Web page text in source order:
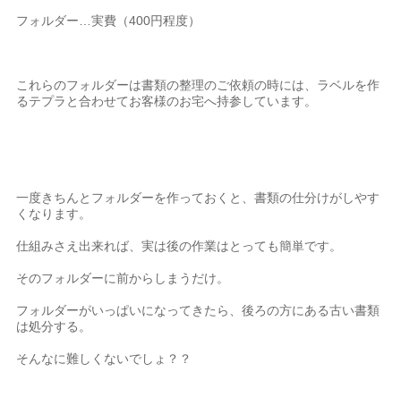
フォルダー…実費（400円程度）
これらのフォルダーは書類の整理のご依頼の時には、ラベルを作
るテプラと合わせてお客様のお宅へ持参しています。
一度きちんとフォルダーを作っておくと、書類の仕分けがしやす
くなります。
仕組みさえ出来れば、実は後の作業はとっても簡単です。
そのフォルダーに前からしまうだけ。
フォルダーがいっぱいになってきたら、後ろの方にある古い書類
は処分する。
そんなに難しくないでしょ？？